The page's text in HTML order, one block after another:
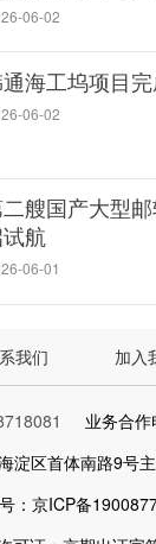
06-02
海工坞项目
06-02
艘国产大型邮
航
06-01
我们 加入
业务合作
淀区首体南路9号
：京ICP备